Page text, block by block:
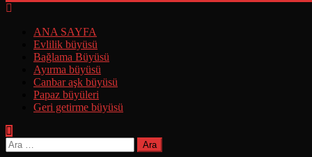
ANA SAYFA
Evlilik büyüsü
Bağlama Büyüsü
Ayırma büyüsü
Canbar aşk büyüsü
Papaz büyüleri
Geri getirme büyüsü
Arama: